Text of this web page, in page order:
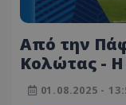
Από την
Κολώτας -
01.08.2025 -